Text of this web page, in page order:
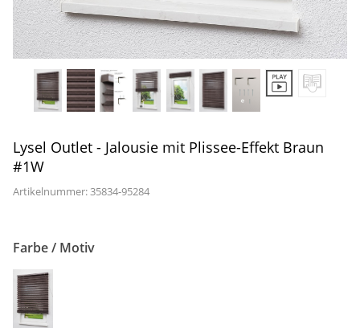
Gardinenstange
Stoffe
Panneaux
Lysel Outlet - Jalousie mit Plissee-Effekt Braun
#1W
Artikelnummer: 35834-95284
Farbe / Motiv